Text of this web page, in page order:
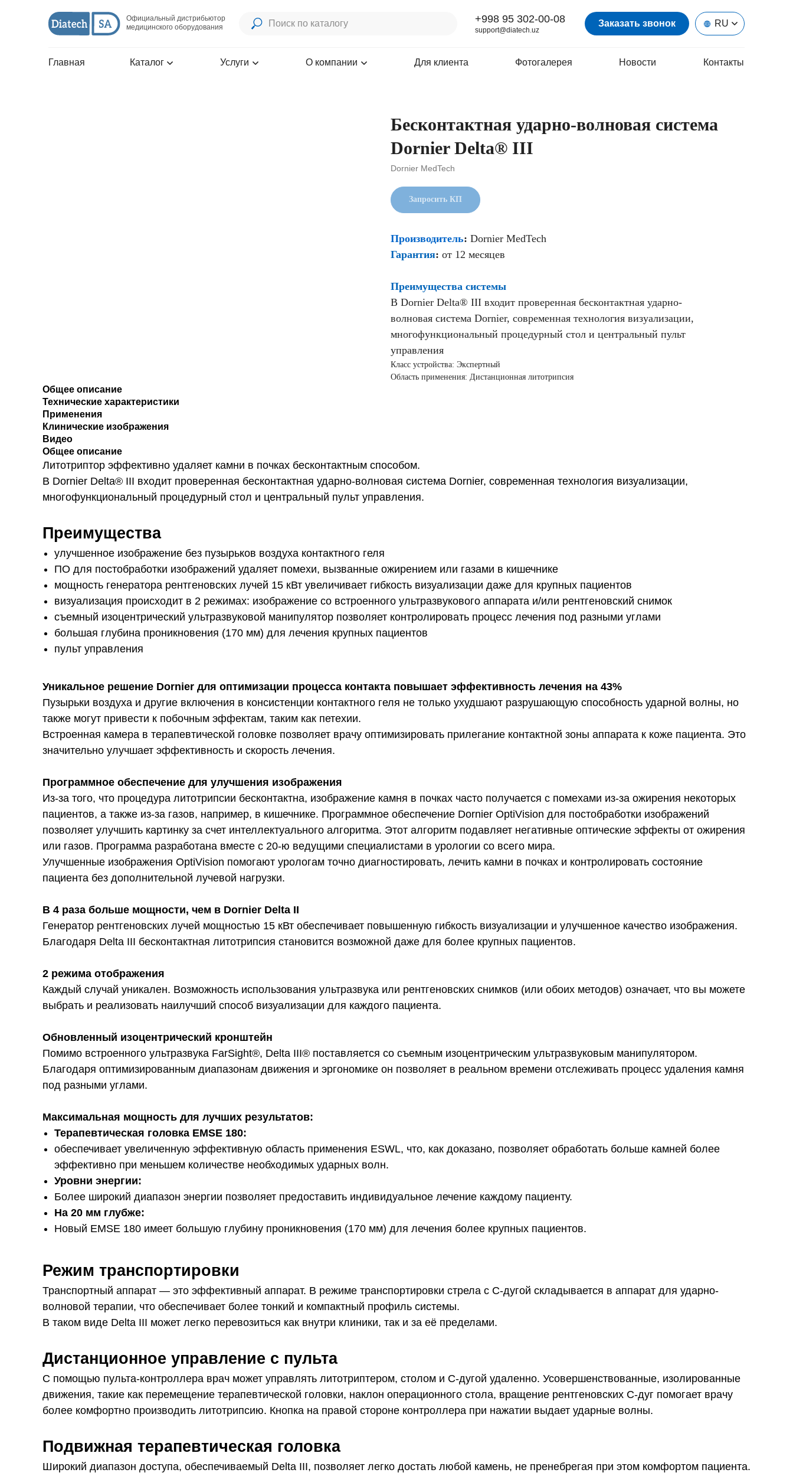
Официальный дистрибьютор
медицинского оборудования
+998 95 302-00-08
support@diatech.uz
Заказать звонок RU
Главная Каталог Услуги О компании Для клиента Фотогалерея Новости Контакты
Бесконтактная ударно-волновая система
Dornier Delta® III
Dornier MedTech
Запросить КП
Производитель: Dornier MedTech
Гарантия: от 12 месяцев
Преимущества системы
В Dornier Delta® III входит проверенная бесконтактная ударно-
волновая система Dornier, современная технология визуализации,
многофункциональный процедурный стол и центральный пульт
управления
Класс устройства: Экспертный
Область применения: Дистанционная литотрипсия
Общее описание
Технические характеристики
Применения
Клинические изображения
Видео
Общее описание
Литотриптор эффективно удаляет камни в почках бесконтактным способом.
В Dornier Delta® III входит проверенная бесконтактная ударно-волновая система Dornier, современная технология визуализации,
многофункциональный процедурный стол и центральный пульт управления.
Преимущества
улучшенное изображение без пузырьков воздуха контактного геля
ПО для постобработки изображений удаляет помехи, вызванные ожирением или газами в кишечнике
мощность генератора рентгеновских лучей 15 кВт увеличивает гибкость визуализации даже для крупных пациентов
визуализация происходит в 2 режимах: изображение со встроенного ультразвукового аппарата и/или рентгеновский снимок
съемный изоцентрический ультразвуковой манипулятор позволяет контролировать процесс лечения под разными углами
большая глубина проникновения (170 мм) для лечения крупных пациентов
пульт управления
Уникальное решение Dornier для оптимизации процесса контакта повышает эффективность лечения на 43%
Пузырьки воздуха и другие включения в консистенции контактного геля не только ухудшают разрушающую способность ударной волны, но
также могут привести к побочным эффектам, таким как петехии.
Встроенная камера в терапевтической головке позволяет врачу оптимизировать прилегание контактной зоны аппарата к коже пациента. Это
значительно улучшает эффективность и скорость лечения.
Программное обеспечение для улучшения изображения
Из-за того, что процедура литотрипсии бесконтактна, изображение камня в почках часто получается с помехами из-за ожирения некоторых
пациентов, а также из-за газов, например, в кишечнике. Программное обеспечение Dornier OptiVision для постобработки изображений
позволяет улучшить картинку за счет интеллектуального алгоритма. Этот алгоритм подавляет негативные оптические эффекты от ожирения
или газов. Программа разработана вместе с 20-ю ведущими специалистами в урологии со всего мира.
Улучшенные изображения OptiVision помогают урологам точно диагностировать, лечить камни в почках и контролировать состояние
пациента без дополнительной лучевой нагрузки.
В 4 раза больше мощности, чем в Dornier Delta II
Генератор рентгеновских лучей мощностью 15 кВт обеспечивает повышенную гибкость визуализации и улучшенное качество изображения.
Благодаря Delta III бесконтактная литотрипсия становится возможной даже для более крупных пациентов.
2 режима отображения
Каждый случай уникален. Возможность использования ультразвука или рентгеновских снимков (или обоих методов) означает, что вы можете
выбрать и реализовать наилучший способ визуализации для каждого пациента.
Обновленный изоцентрический кронштейн
Помимо встроенного ультразвука FarSight®, Delta III® поставляется со съемным изоцентрическим ультразвуковым манипулятором.
Благодаря оптимизированным диапазонам движения и эргономике он позволяет в реальном времени отслеживать процесс удаления камня
под разными углами.
Максимальная мощность для лучших результатов:
Терапевтическая головка EMSE 180:
обеспечивает увеличенную эффективную область применения ESWL, что, как доказано, позволяет обработать больше камней более
эффективно при меньшем количестве необходимых ударных волн.
Уровни энергии:
Более широкий диапазон энергии позволяет предоставить индивидуальное лечение каждому пациенту.
На 20 мм глубже:
Новый EMSE 180 имеет большую глубину проникновения (170 мм) для лечения более крупных пациентов.
Режим транспортировки
Транспортный аппарат — это эффективный аппарат. В режиме транспортировки стрела с С-дугой складывается в аппарат для ударно-
волновой терапии, что обеспечивает более тонкий и компактный профиль системы.
В таком виде Delta III может легко перевозиться как внутри клиники, так и за её пределами.
Дистанционное управление с пульта
С помощью пульта-контроллера врач может управлять литотриптером, столом и С-дугой удаленно. Усовершенствованные, изолированные
движения, такие как перемещение терапевтической головки, наклон операционного стола, вращение рентгеновских C-дуг помогает врачу
более комфортно производить литотрипсию. Кнопка на правой стороне контроллера при нажатии выдает ударные волны.
Подвижная терапевтическая головка
Широкий диапазон доступа, обеспечиваемый Delta III, позволяет легко достать любой камень, не пренебрегая при этом комфортом пациента.